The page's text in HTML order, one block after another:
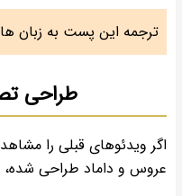
ترجمه این پست به زبان
طراحی
اگر ویدئوهای قبلی را
عروس و داماد طراحی